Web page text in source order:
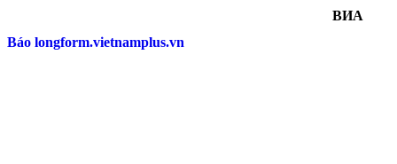
ВИА
Báo longform.vietnamplus.vn